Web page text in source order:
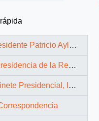
Patricio Aylwin Azócar (1990-1994)
de la República (11 marzo 1990 – 11 marzo 1994)
Instituciones y Servicios